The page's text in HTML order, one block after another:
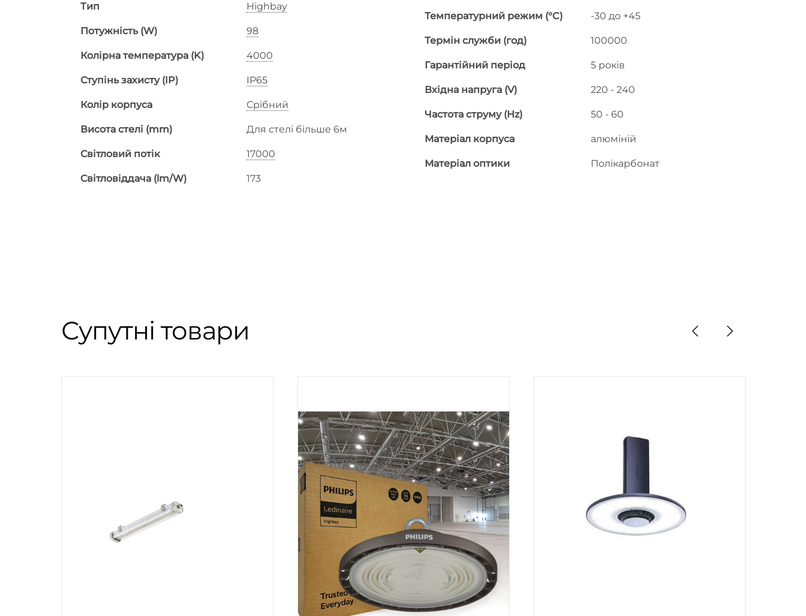
Тип Highbay
Потужність (W) 98
Колірна температура (K) 4000
Ступінь захисту (IP) IP65
Колір корпуса Срібний
Висота стелі (mm) Для стелі більше 6м
Світловий потік 17000
Світловіддача (lm/W) 173
Температурний режим (°C) -30 до +45
Термін служби (год) 100000
Гарантійний період 5 років
Вхідна напруга (V) 220 - 240
Частота струму (Hz) 50 - 60
Матеріал корпуса алюміній
Матеріал оптики Полікарбонат
Супутні товари